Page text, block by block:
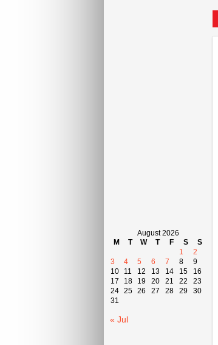
August 2026
M
T W T F S
S
1
2
3
4 5 6 7 8
9
10
11 12 13 14 15
16
17
18 19 20 21 22
23
24 25 26 27 28 29
30
31
« Jul